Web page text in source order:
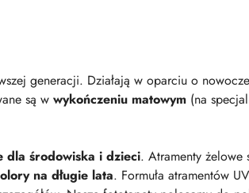
generacji. Działają w oparciu o
są w wykończeniu matowym (na
dla środowiska i dzieci. Atramenty żelowe
na długie lata. Formuła atramentów